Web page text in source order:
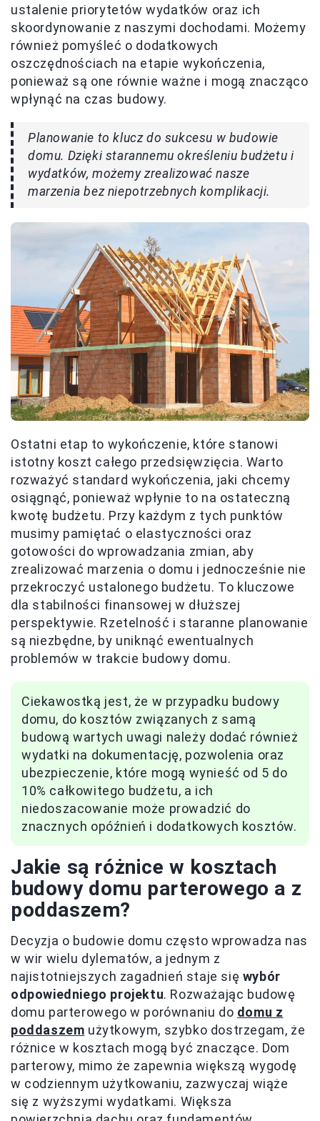
ustalenie priorytetów wydatków oraz ich
skoordynowanie z naszymi dochodami. Możemy
również pomyśleć o dodatkowych
oszczędnościach na etapie wykończenia,
ponieważ są one równie ważne i mogą znacząco
wpłynąć na czas budowy.
Planowanie to klucz do sukcesu w budowie
domu. Dzięki starannemu określeniu budżetu i
wydatków, możemy zrealizować nasze
marzenia bez niepotrzebnych komplikacji.
Ostatni etap to wykończenie, które stanowi
istotny koszt całego przedsięwzięcia. Warto
rozważyć standard wykończenia, jaki chcemy
osiągnąć, ponieważ wpłynie to na ostateczną
kwotę budżetu. Przy każdym z tych punktów
musimy pamiętać o elastyczności oraz
gotowości do wprowadzania zmian, aby
zrealizować marzenia o domu i jednocześnie nie
przekroczyć ustalonego budżetu. To kluczowe
dla stabilności finansowej w dłuższej
perspektywie. Rzetelność i staranne planowanie
są niezbędne, by uniknąć ewentualnych
problemów w trakcie budowy domu.
Ciekawostką jest, że w przypadku budowy
domu, do kosztów związanych z samą
budową wartych uwagi należy dodać również
wydatki na dokumentację, pozwolenia oraz
ubezpieczenie, które mogą wynieść od 5 do
10% całkowitego budżetu, a ich
niedoszacowanie może prowadzić do
znacznych opóźnień i dodatkowych kosztów.
Jakie są różnice w kosztach
budowy domu parterowego a z
poddaszem?
Decyzja o budowie domu często wprowadza nas
w wir wielu dylematów, a jednym z
najistotniejszych zagadnień staje się wybór
odpowiedniego projektu. Rozważając budowę
domu parterowego w porównaniu do domu z
poddaszem użytkowym, szybko dostrzegam, że
różnice w kosztach mogą być znaczące. Dom
parterowy, mimo że zapewnia większą wygodę
w codziennym użytkowaniu, zazwyczaj wiąże
się z wyższymi wydatkami. Większa